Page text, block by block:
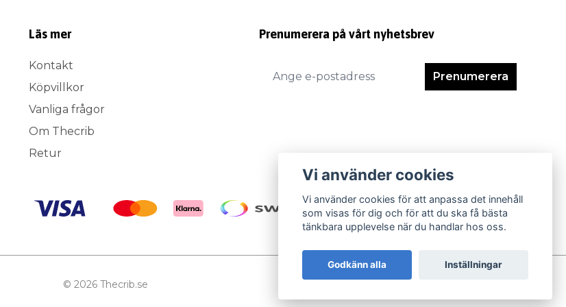
Läs mer
Kontakt
Köpvillkor
Vanliga frågor
Om Thecrib
Retur
Prenumerera på vårt nyhetsbrev
Prenumerera
© 2026 Thecrib.se
Vi använder cookies
Vi använder cookies för att anpassa det innehåll
som visas för dig och för att du ska få bästa
tänkbara upplevelse när du handlar hos oss.
Godkänn alla Inställningar